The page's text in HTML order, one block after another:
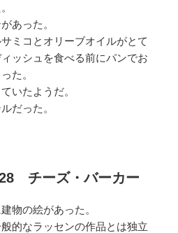
あった。
ミコとオリーブオイルがとて
ッシュを食べる前にパンでお
た。
いたようだ。
だった。
チーズ・バーカー
物の絵があった。
的なラッセンの作品とは独立